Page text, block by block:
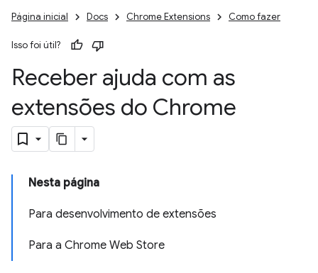
Página inicial Docs Chrome Extensions Como fazer
Isso foi útil?
Receber ajuda com as
extensões do Chrome
Nesta página
Para desenvolvimento de extensões
Para a Chrome Web Store